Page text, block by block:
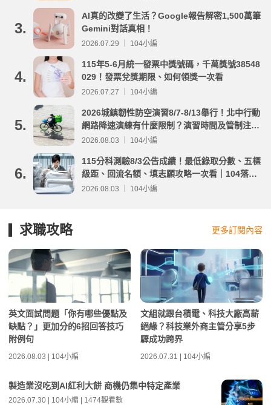
3.
AI真的改變了生活？Google報告解密1,500萬筆
Gemini對話真相！
2026.07.29 ｜ 104小編
4.
115年5-6月統一發票中獎號碼，千萬獎號38548
029！發票兌獎期限、如何領獎一次看
2026.07.27 ｜ 104小編
5.
2026城鎮韌性防空演習8/7-8/13舉行！北中行動
網路降速演練有什麼限制？演習時間及管制注意
事項整理
2026.08.03 ｜ 104小編
6.
115分科測驗8/3公告成績！最低錄取分數、五標
級距、回流名額、填志願攻略一次看｜104落點
分析
2026.08.03 ｜ 104小編
求職攻略 更多訂閱內容
英文面試問題「你有哪些優點及
缺點？」更加分的6招回答技巧
附例句
2026.08.03 | 104小編
文組就跟台積電、科技大廠高薪
絕緣？科技業外商主管分享5步
驟成功跨界
2026.07.31 | 104小編
製造業沒吃到AI紅利大餅 商機仍集中特定產業
2026.07.30 | 104小編 | 1474觀看數